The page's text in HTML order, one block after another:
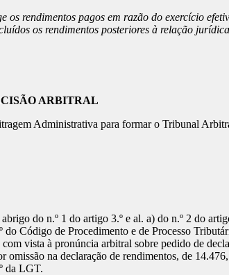
rendimentos pagos em razão do exercício
os rendimentos posteriores à relação
ARBITRAL
Administrativa para formar o Tribunal
do n.º 1 do artigo 3.º e al. a) do n.º 2 do
Código de Procedimento e de Processo
vista à pronúncia arbitral sobre pedido de
na declaração de rendimentos, de
da LGT.